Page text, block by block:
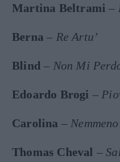
Martina Beltrami –
Berna – Re Artu’
Blind – Non Mi
Edoardo Brogi –
Carolina –
Thomas Cheval –